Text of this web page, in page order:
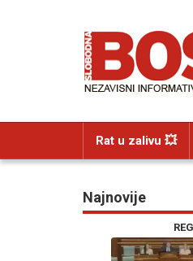
Rat u zalivu 💥
Najnovije